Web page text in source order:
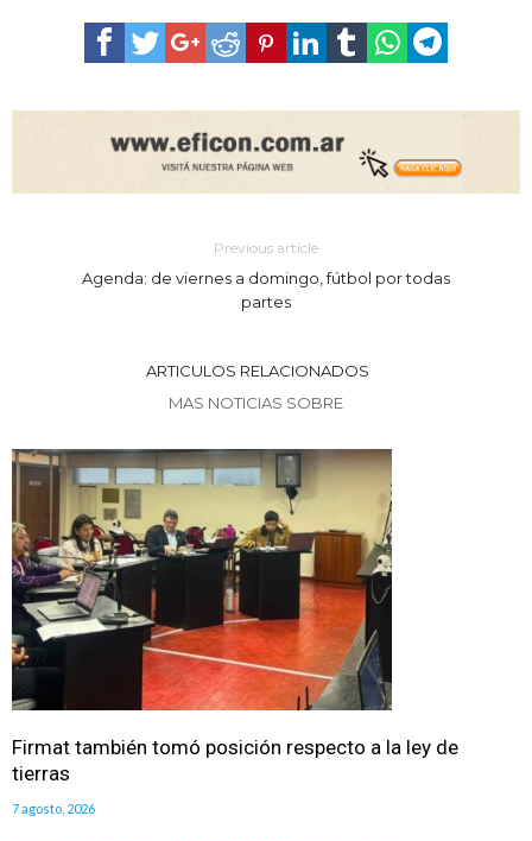
Previous article
Agenda: de viernes a domingo, fútbol por todas
partes
ARTICULOS RELACIONADOS
MAS NOTICIAS SOBRE
Firmat también tomó posición respecto a la ley de
tierras
7 agosto, 2026